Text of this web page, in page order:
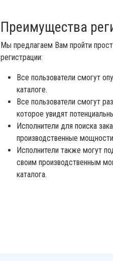
Преимущества
Мы предлагаем Вам пройти
регистрации:
Все пользователи смогут
каталоге.
Все пользователи смогут
которое увидят
Исполнители для поиска
производственные
Исполнители также могут
своим производственным
каталога.